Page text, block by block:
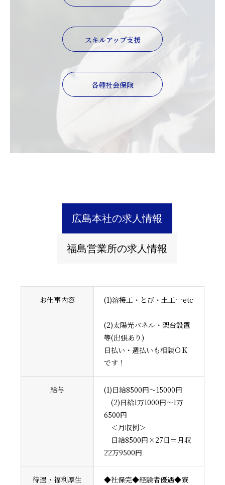
スキルアップ支援
各種社会保険
広島本社の求人情報
福島営業所の求人情報
お仕事内容 (1)溶接工・とび・土工…etc
(2)太陽光パネル・架台設置
等(出張あり)
日払い・週払いも相談ＯＫ
です！
給与
(1)日給8500円～15000円
(2)日給1万1000円～1万
6500円
＜月収例＞
日給8500円×27日＝月収
22万9500円
待遇・福利厚生
◆社保完◆経験者優遇◆寮